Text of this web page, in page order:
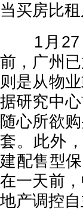
当买房比
1月27日
前，广州
则是从物
据研究中
随心所欲
套。此外
建配售型
在一天前
地产调控